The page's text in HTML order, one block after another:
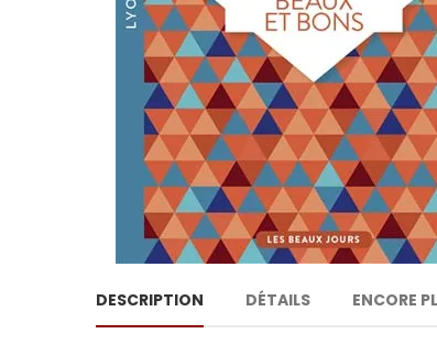
DESCRIPTION DÉTAILS ENCORE